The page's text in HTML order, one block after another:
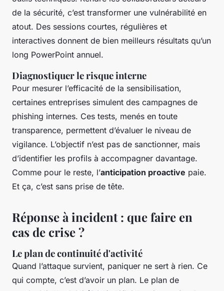
de la sécurité, c’est transformer une vulnérabilité en
atout. Des sessions courtes, régulières et
interactives donnent de bien meilleurs résultats qu’un
long PowerPoint annuel.
Diagnostiquer le risque interne
Pour mesurer l’efficacité de la sensibilisation,
certaines entreprises simulent des campagnes de
phishing internes. Ces tests, menés en toute
transparence, permettent d’évaluer le niveau de
vigilance. L’objectif n’est pas de sanctionner, mais
d’identifier les profils à accompagner davantage.
Comme pour le reste, l’anticipation proactive paie.
Et ça, c’est sans prise de tête.
Réponse à incident : que faire en
cas de crise ?
Le plan de continuité d'activité
Quand l’attaque survient, paniquer ne sert à rien. Ce
qui compte, c’est d’avoir un plan. Le plan de